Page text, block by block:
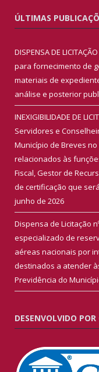
ÚLTIMAS
DISPENSA DE
para fornecimento de
materiais de
análise e posterior
INEXIGIBILIDADE DE
Servidores e
Município de Breves
relacionados às
Fiscal, Gestor de
de certificação que
junho de 2026
Dispensa de Licitação
especializado de
aéreas nacionais por
destinados a atender
Previdência do
DESENVOLVIDO POR